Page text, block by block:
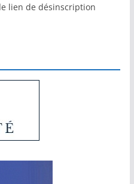
lien de désinscription